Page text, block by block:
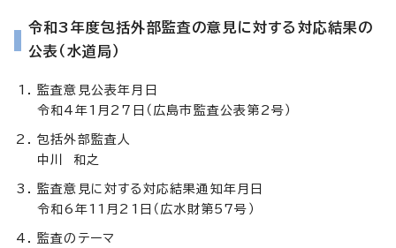
令和3年度包括外部監査の意見に対する対応結果の
公表（水道局）
監査意見公表年月日
令和4年1月27日（広島市監査公表第2号）
包括外部監査人
中川 和之
監査意見に対する対応結果通知年月日
令和6年11月21日（広水財第57号）
監査のテーマ